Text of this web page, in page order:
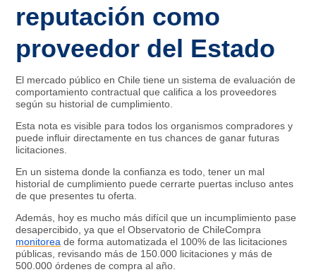
reputación como
proveedor del Estado
El mercado público en Chile tiene un sistema de evaluación de
comportamiento contractual que califica a los proveedores
según su historial de cumplimiento.
Esta nota es visible para todos los organismos compradores y
puede influir directamente en tus chances de ganar futuras
licitaciones.
En un sistema donde la confianza es todo, tener un mal
historial de cumplimiento puede cerrarte puertas incluso antes
de que presentes tu oferta.
Además, hoy es mucho más difícil que un incumplimiento pase
desapercibido, ya que el Observatorio de ChileCompra
monitorea de forma automatizada el 100% de las licitaciones
públicas, revisando más de 150.000 licitaciones y más de
500.000 órdenes de compra al año.